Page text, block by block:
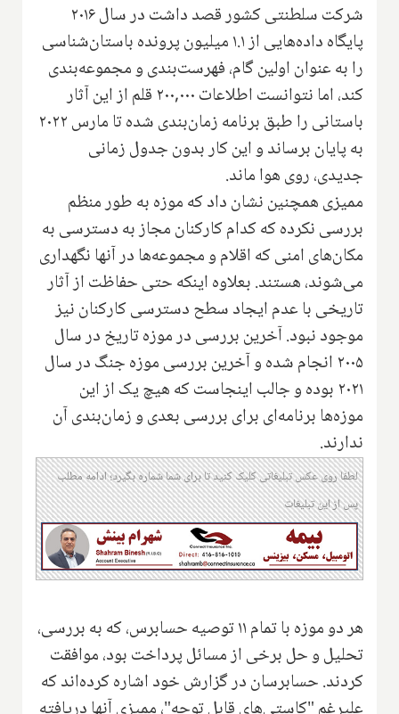
شرکت سلطنتی کشور قصد داشت در سال ۲۰۱۶
پایگاه داده‌هایی از ۱.۱ میلیون پرونده باستان‌شناسی
را به عنوان اولین گام، فهرست‌بندی و مجموعه‌بندی
کند، اما نتوانست اطلاعات ۲۰۰,۰۰۰ قلم از این آثار
باستانی را طبق برنامه زمان‌بندی شده تا مارس ۲۰۲۲
به پایان برساند و این کار بدون جدول زمانی
جدیدی، روی هوا ماند.
ممیزی همچنین نشان داد که موزه به طور منظم
بررسی نکرده که کدام کارکنان مجاز به دسترسی به
مکان‌های امنی که اقلام و مجموعه‌ها در آنها نگهداری
می‌شوند، هستند. بعلاوه اینکه حتی حفاظت از آثار
تاریخی با عدم ایجاد سطح دسترسی کارکنان نیز
موجود نبود. آخرین بررسی در موزه تاریخ در سال
۲۰۰۵ انجام شده و آخرین بررسی موزه جنگ در سال
۲۰۲۱ بوده و جالب اینجاست که هیچ یک از این
موزه‌ها برنامه‌ای برای بررسی بعدی و زمان‌بندی آن
ندارند.
لطفا روی عکس تبلیغاتی کلیک کنید تا برای شما شماره بگیرد؛ ادامه مطلب
پس از این تبلیغات
هر دو موزه با تمام ۱۱ توصیه حسابرس، که به بررسی،
تحلیل و حل برخی از مسائل پرداخت بود، موافقت
کردند. حسابرسان در گزارش خود اشاره کرده‌اند که